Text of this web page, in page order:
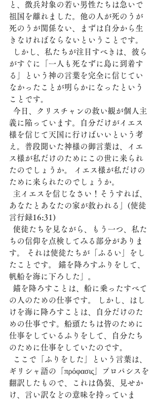
と、徴兵対象の若い男性たちは急いで
祖国を離れました。他の人が死のうが
死のうが関係ない、まずは自分から生
きなければならないということです。
がすぐに「一人も死なずに島に到着す
る」という神の言葉を完全に信じてい
なかったことが明らかになったという
ことです。
義に陥っています。自分だけがイエス
様を信じて天国に行けばいいという考
え。普段聞いた神様の御言葉は、イエ
ス様が私だけのためにこの世に来られ
たのでしょうか。 イエス様が私だけの
ために来られたのでしょうか。
あなたとあなたの家が救われる」(使徒
言行録16:31)
ちの信仰を点検してみる部分がありま
す。 それは使徒たちが「ふるい」をし
たことです。 錨を降ろすふりをして、
帆船を海に下ろした」。
の人のための仕事です。 しかし、はし
けを海に降ろすことは、自分だけのた
めの仕事です。船頭たちは皆のために
仕事をしているふりをして、自分たち
のために仕事をしていたのです。
ギリシャ語の「πρόφασις」プロパシスを
翻訳したもので、これは偽装、見せか
け、言い訳などの意味を持っていま